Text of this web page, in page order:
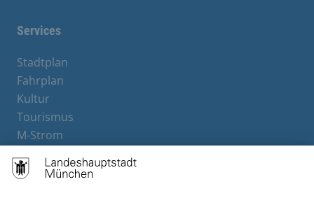
Services
Stadtplan
Fahrplan
Kultur
Tourismus
M-Strom
Hotels